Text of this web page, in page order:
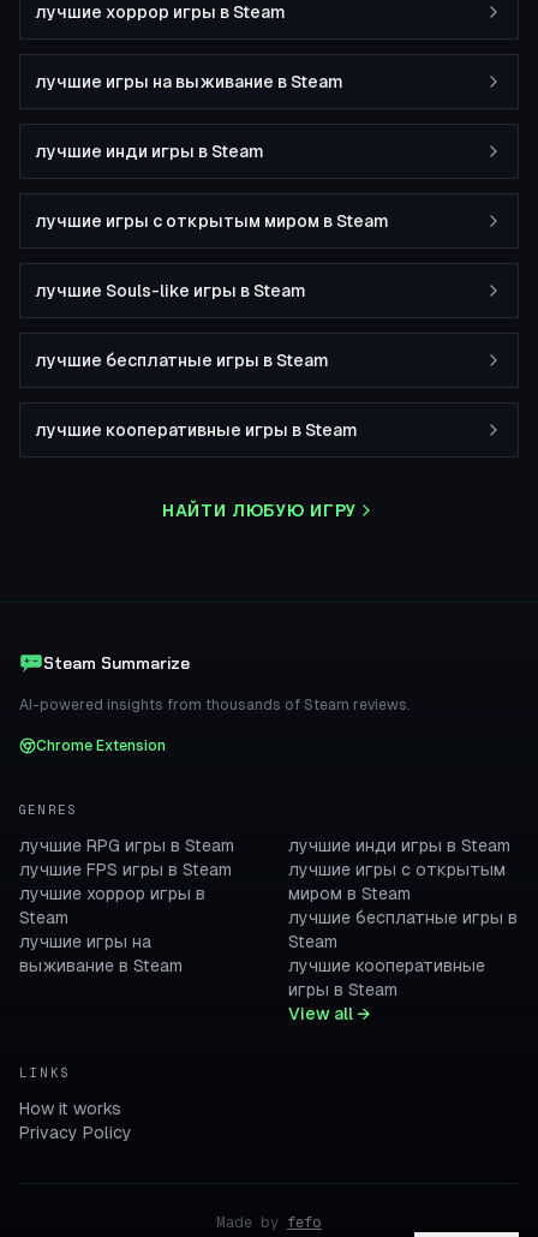
лучшие хоррор игры в Steam
лучшие игры на выживание в Steam
лучшие инди игры в Steam
лучшие игры с открытым миром в Steam
лучшие Souls-like игры в Steam
лучшие бесплатные игры в Steam
лучшие кооперативные игры в Steam
НАЙТИ ЛЮБУЮ ИГРУ
Steam Summarize
AI-powered insights from thousands of Steam reviews.
Chrome Extension
GENRES
лучшие RPG игры в Steam
лучшие FPS игры в Steam
лучшие хоррор игры в
Steam
лучшие игры на
выживание в Steam
лучшие инди игры в Steam
лучшие игры с открытым
миром в Steam
лучшие бесплатные игры в
Steam
лучшие кооперативные
игры в Steam
View all →
LINKS
How it works
Privacy Policy
Made by fefo